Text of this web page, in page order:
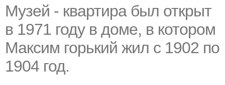
Музей - квартира был открыт
в 1971 году в доме, в котором
Максим горький жил с 1902 по
1904 год.